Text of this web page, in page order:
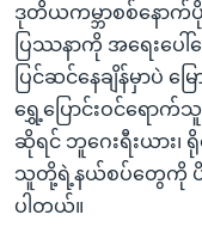
ရန်
ရှာဖွေ
ရန်
နေရာ
သို့
ကျော်
ရန်
ဘာသာစကားများ
ဒုတိယကမ္ဘာစစ်နောက်
ပြဿနာကို အရေးပေါ်
ပြင်ဆင်နေချိန်မှာပဲ
ရွှေ့ပြောင်းဝင်ရေ
ဆိုရင် ဘူဂေးရီးယား၊
သူတို့ရဲ့နယ်စပ်တွေကို ပိတ်
ပါတယ်။